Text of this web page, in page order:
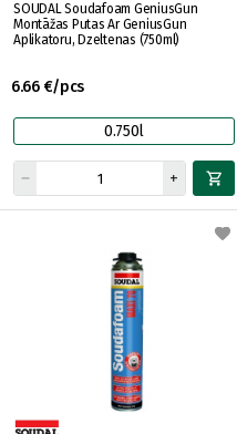
SOUDAL Soudafoam GeniusGun
Montāžas Putas Ar GeniusGun
Aplikatoru, Dzeltenas (750ml)
6.66 €/pcs
0.750l